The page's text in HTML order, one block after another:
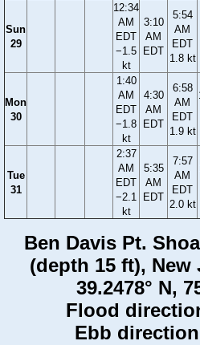
Sun
29
12:34
AM
EDT
−1.5
kt
3:10
AM
EDT
5:54
AM
EDT
1.8 kt
Mon
30
1:40
AM
EDT
−1.8
kt
4:30
AM
EDT
6:58
AM
EDT
1.9 kt
Tue
31
2:37
AM
EDT
−2.1
kt
5:35
AM
EDT
7:57
AM
EDT
2.0 kt
Ben Davis Pt.
(depth 15 ft), New
39.2478° N,
Flood
Ebb direction